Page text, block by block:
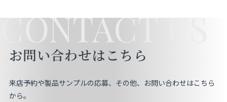
CONTACT US
お問い合わせはこちら
来店予約や製品サンプルの応募、その他、お問い合わせはこちら
から。